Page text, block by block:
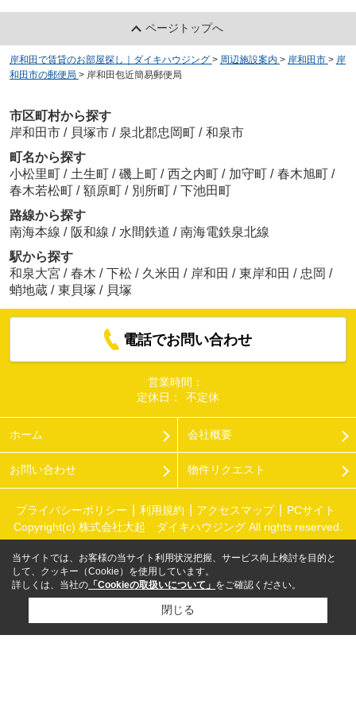
ページトップへ
岸和田で賃貸のお部屋探し｜ダイキハウジング > 周辺施設案内 > 岸和田市 > 岸
和田市の郵便局 > 岸和田包近簡易郵便局
市区町村から探す
岸和田市 / 貝塚市 / 泉北郡忠岡町 / 和泉市
町名から探す
小松里町 / 土生町 / 磯上町 / 西之内町 / 加守町 / 春木旭町 /
春木若松町 / 額原町 / 別所町 / 下池田町
路線から探す
南海本線 / 阪和線 / 水間鉄道 / 南海電鉄泉北線
駅から探す
和泉大宮 / 春木 / 下松 / 久米田 / 岸和田 / 東岸和田 / 忠岡 /
蛸地蔵 / 東貝塚 / 貝塚
電話でお問い合わせ
営業時間：
定休日：
不定休
ホーム 会社概要
お問い合わせ 物件リクエスト
プライバシーポリシー 利用規約 アクセスマップ
PCサイト
Copyright(c) 株式会社大起 ダイキハウジング All rights reserved.
当サイトでは、お客様の当サイト利用状況把握、サービス向上検討を目的と
して、クッキー（Cookie）を使用しています。
詳しくは、当社の 「Cookieの取扱いについて」 をご確認ください。
閉じる